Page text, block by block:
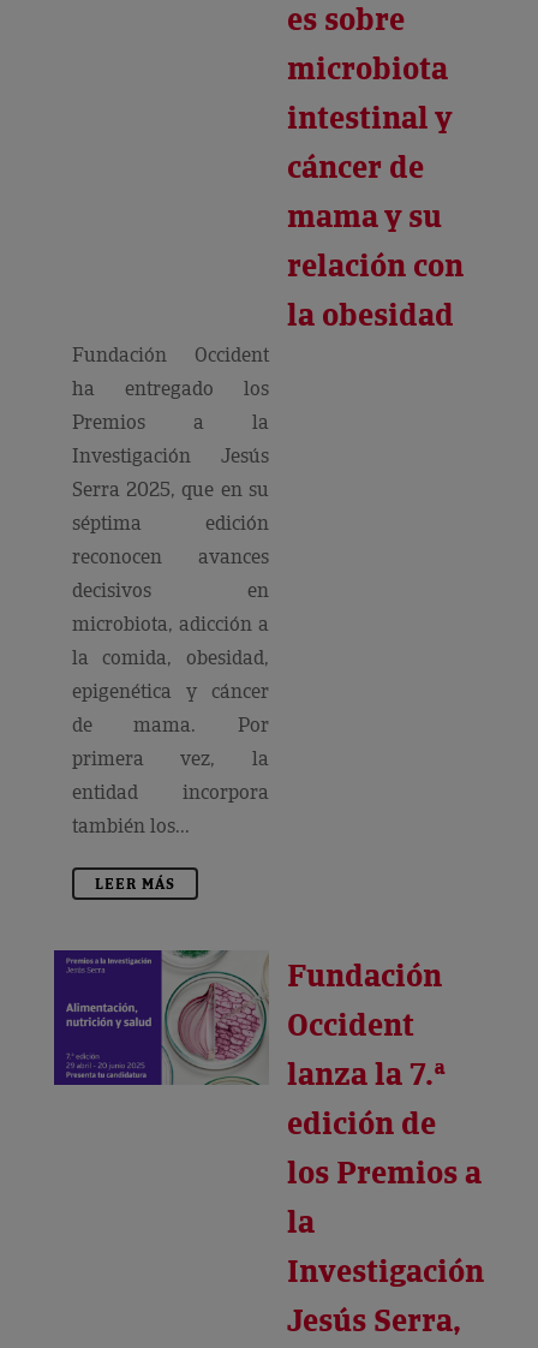
es sobre
microbiota
intestinal y
cáncer de
mama y su
relación con
la obesidad
Fundación Occident
ha entregado los
Premios a la
Investigación Jesús
Serra 2025, que en su
séptima edición
reconocen avances
decisivos en
microbiota, adicción a
la comida, obesidad,
epigenética y cáncer
de mama. Por
primera vez, la
entidad incorpora
también los...
LEER MÁS
Fundación
Occident
lanza la 7.ª
edición de
los Premios a
la
Investigación
Jesús Serra,